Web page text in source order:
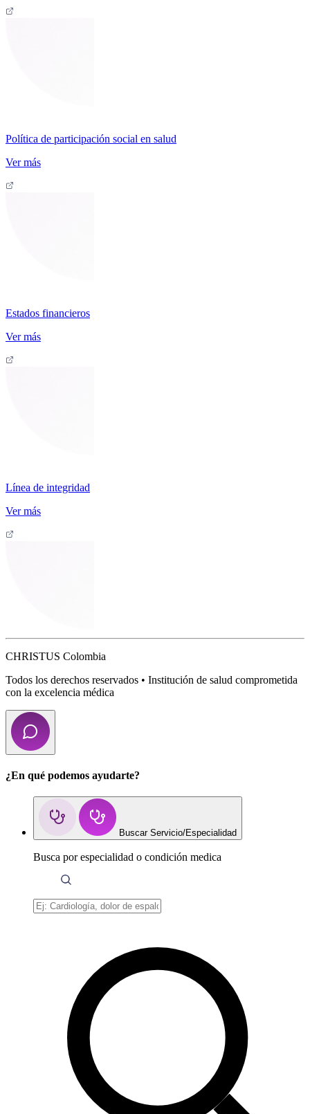
Política de participación social en salud
Ver más
Estados financieros
Ver más
Línea de integridad
Ver más
CHRISTUS Colombia
Todos los derechos reservados • Institución de salud comprometida
con la excelencia médica
¿En qué podemos ayudarte?
Buscar Servicio/Especialidad
Busca por especialidad o condición medica